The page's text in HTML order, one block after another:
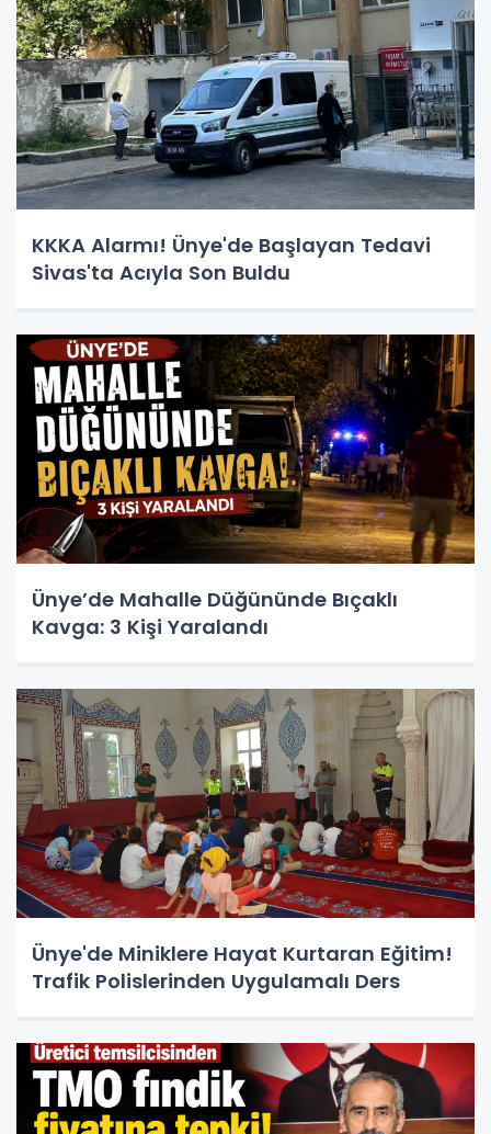
KKKA Alarmı! Ünye'de Başlayan Tedavi
Sivas'ta Acıyla Son Buldu
Ünye’de Mahalle Düğününde Bıçaklı
Kavga: 3 Kişi Yaralandı
Ünye'de Miniklere Hayat Kurtaran Eğitim!
Trafik Polislerinden Uygulamalı Ders